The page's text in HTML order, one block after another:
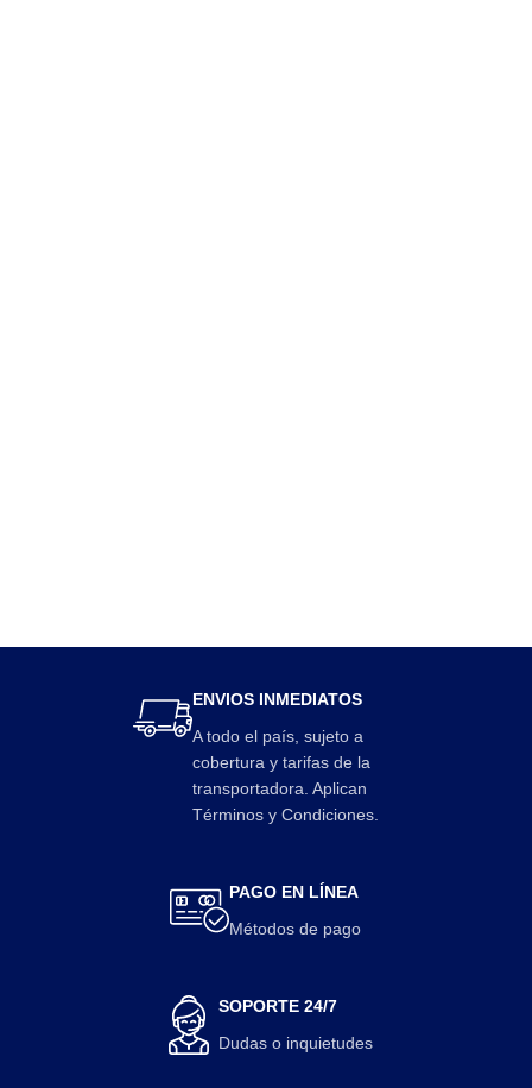
ENVIOS INMEDIATOS
A todo el país, sujeto a
cobertura y tarifas de la
transportadora. Aplican
Términos y Condiciones.
PAGO EN LÍNEA
Métodos de pago
SOPORTE 24/7
Dudas o inquietudes